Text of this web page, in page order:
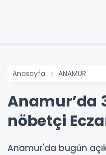
Anasayfa ANAMUR
Anamur’da
nöbetçi
Anamur'da bugün